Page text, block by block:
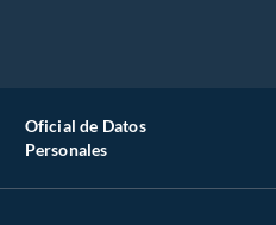
Oficial de Datos
Personales